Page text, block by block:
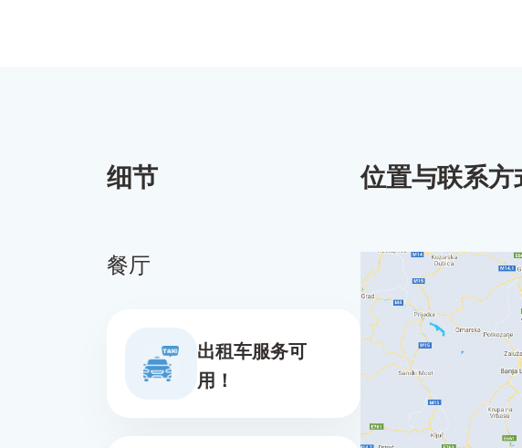
细节
餐厅
出租车服务可
用！
位置与联系方